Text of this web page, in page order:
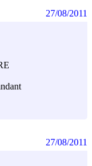
27/08/2011
27/08/2011